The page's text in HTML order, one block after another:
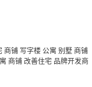
商铺 写字楼 公寓 别墅 商铺
商铺 改善住宅 品牌开发商